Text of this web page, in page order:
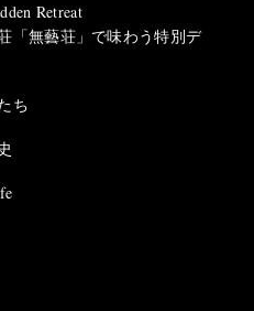
Retreat
「無藝荘」で味わう特別デ
ち